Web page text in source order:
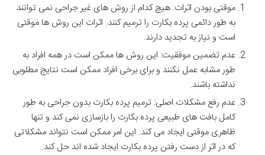
موقتی بودن اثرات: هیچ کدام از روش های غیر جراحی نمی توانند
به طور دائمی پرده بکارت را ترمیم کنند. اثرات این روش ها موقتی
است و نیاز به تجدید دارند.
عدم تضمین موفقیت: این روش ها ممکن است در همه افراد به
طور مشابه عمل نکنند و برای برخی افراد ممکن است نتایج مطلوبی
نداشته باشند.
عدم رفع مشکلات اصلی: ترمیم پرده بکارت بدون جراحی به طور
کامل بافت های طبیعی پرده بکارت را بازسازی نمی کند و تنها
ظاهری موقتی ایجاد می کند. این امر ممکن است نتواند مشکلاتی
که در اثر از دست رفتن پرده بکارت ایجاد شده اند حل کند.